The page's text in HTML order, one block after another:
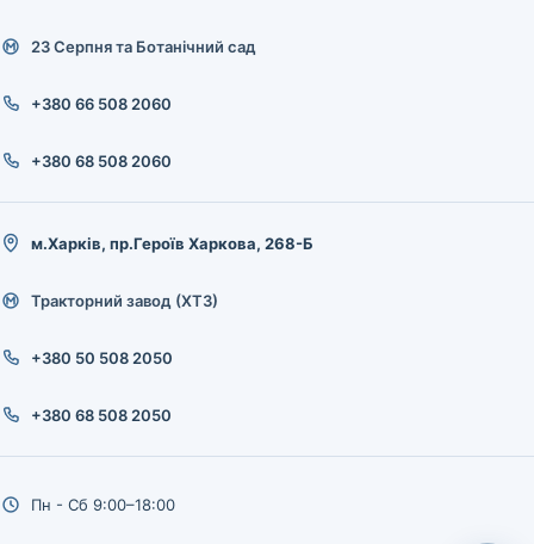
23 Серпня та Ботанічний сад
+380 66 508 2060
+380 68 508 2060
м.Харків, пр.Героїв Харкова, 268-Б
Тракторний завод (ХТЗ)
+380 50 508 2050
+380 68 508 2050
Пн - Сб 9:00–18:00